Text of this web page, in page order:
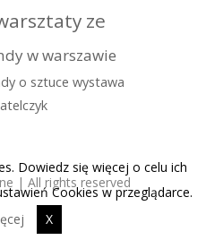
ze
w warszawie
o sztuce wystawa
| All rights reserved
Dowiedz się więcej o celu ich
Cookies w przeglądarce.
X